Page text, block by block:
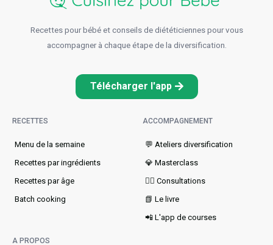
Recettes pour bébé et conseils de diététiciennes pour vous
accompagner à chaque étape de la diversification.
Télécharger l'app
RECETTES
Menu de la semaine​
Recettes par ingrédients
Recettes par âge
Batch cooking
ACCOMPAGNEMENT
💬 Ateliers diversification
💎 Masterclass
👩‍⚕️ Consultations
📗 Le livre
📲 L'app de courses
A PROPOS